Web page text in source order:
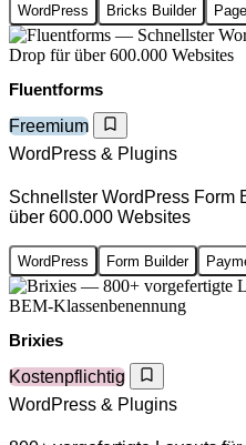
WordPress Bricks Builder
Fluentforms
Freemium
WordPress & Plugins
Schnellster WordPress Form
über 600.000 Websites
WordPress Form Builder
Brixies
Kostenpflichtig
WordPress & Plugins